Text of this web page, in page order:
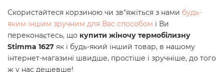
Скористайтеся корзиною чи зв"яжіться з нами будь-
яким іншим зручним для Вас способом і Ви
переконаєтесь, що купити жіночу термобілизну
Stimma 1627 як і будь-який інший товар, в нашому
інтернет-магазині швидше, простіше і зручніше, до того
ж у нас дешевше!